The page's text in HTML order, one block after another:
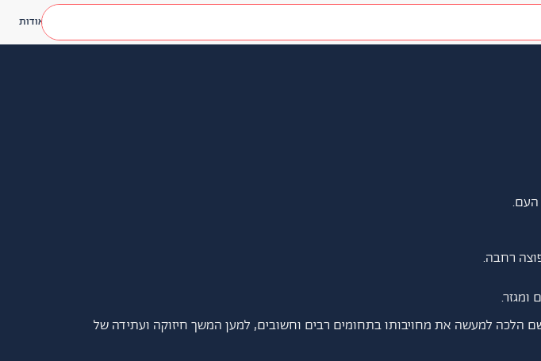
אודות
העם.
רחבה.
ומגזר.
הלכה למעשה את מחויבותו בתחומים רבים וחשובים, למען המשך חיזוקה ועתידה של